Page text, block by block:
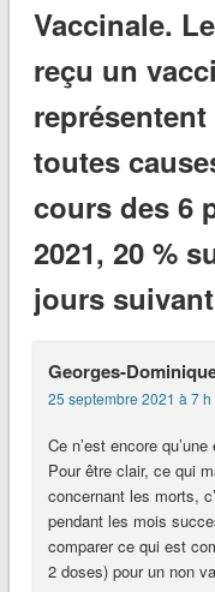
Vaccinale.
reçu un
représentent
toutes
cours des 6
2021, 20 %
jours
Georges-
25 septembre 2021 à 7 h
Ce n’est encore
Pour être clair, ce qui
concernant les morts,
pendant les mois
comparer ce qui est
2 doses) pour un non